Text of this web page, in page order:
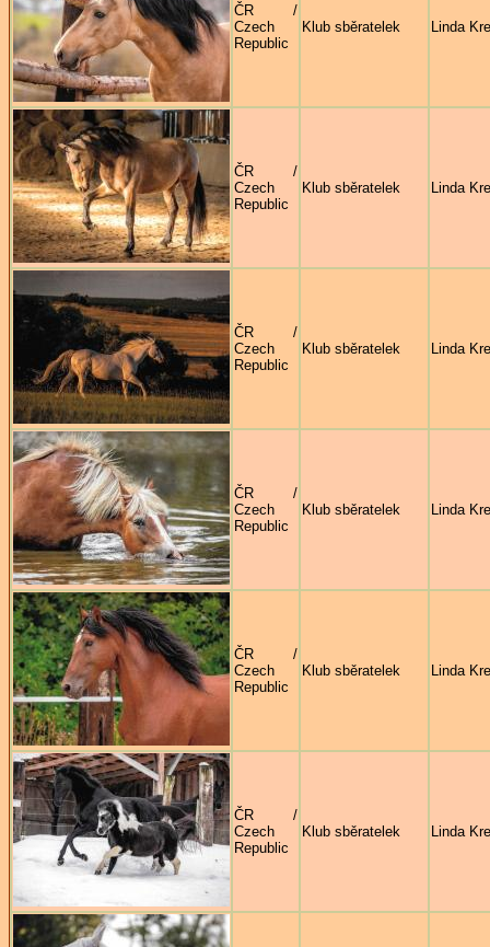
ČR /
Czech
Republic
Klub sběratelek Linda
ČR /
Czech
Republic
Klub sběratelek Linda
ČR /
Czech
Republic
Klub sběratelek Linda
ČR /
Czech
Republic
Klub sběratelek Linda
ČR /
Czech
Republic
Klub sběratelek Linda
ČR /
Czech
Republic
Klub sběratelek Linda